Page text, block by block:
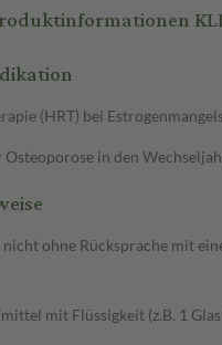
(HRT) bei
in den
nicht ohne Rücksprache mit
mit Flüssigkeit (z.B. 1